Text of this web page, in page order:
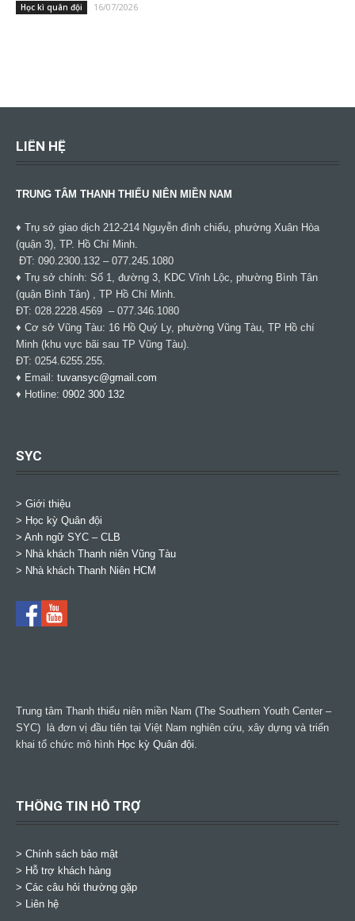
Học kì quân đội 16/07/2026
LIÊN HỆ
TRUNG TÂM THANH THIẾU NIÊN MIỀN NAM
♦ Trụ sở giao dịch 212-214 Nguyễn đình chiểu, phường Xuân Hòa
(quận 3), TP. Hồ Chí Minh.
ĐT: 090.2300.132 – 077.245.1080
♦ Trụ sở chính: Số 1, đường 3, KDC Vĩnh Lộc, phường Bình Tân
(quận Bình Tân) , TP Hồ Chí Minh.
ĐT: 028.2228.4569 – 077.346.1080
♦ Cơ sở Vũng Tàu: 16 Hồ Quý Ly, phường Vũng Tàu, TP Hồ chí
Minh (khu vực bãi sau TP Vũng Tàu).
ĐT: 0254.6255.255.
♦ Email: tuvansyc@gmail.com
♦ Hotline: 0902 300 132
SYC
> Giới thiệu
> Học kỳ Quân đội
> Anh ngữ SYC – CLB
> Nhà khách Thanh niên Vũng Tàu
> Nhà khách Thanh Niên HCM
Trung tâm Thanh thiếu niên miền Nam (The Southern Youth Center –
SYC) là đơn vị đầu tiên tại Việt Nam nghiên cứu, xây dựng và triển
khai tổ chức mô hình Học kỳ Quân đội.
THÔNG TIN HỖ TRỢ
> Chính sách bảo mật
> Hỗ trợ khách hàng
> Các câu hỏi thường gặp
> Liên hệ